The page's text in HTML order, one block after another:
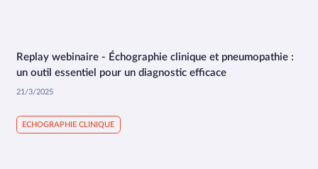
59:02
Replay webinaire - Échographie clinique et pneumopathie :
un outil essentiel pour un diagnostic efficace
21/3/2025
ECHOGRAPHIE CLINIQUE